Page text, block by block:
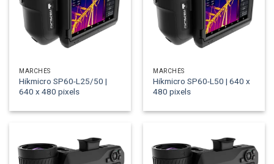
MARCHÉS
Hikmicro SP60-L25/50 |
640 x 480 pixels
MARCHÉS
Hikmicro SP60-L50 | 640 x
480 pixels